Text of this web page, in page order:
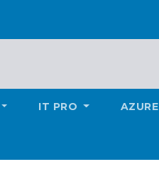
IT PRO AZURE